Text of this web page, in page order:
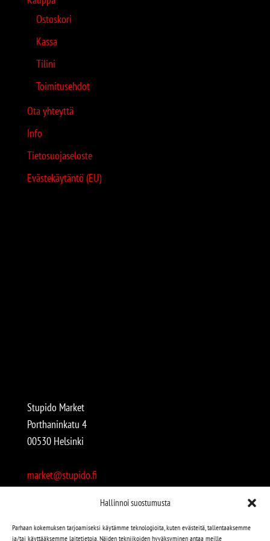
Hallinnoi suostumusta
Parhaan kokemuksen tarjoamiseksi käytämme teknologioita, kuten evästeitä, tallentaaksemme
ja/tai käyttääksemme laitetietoja. Näiden tekniikoiden hyväksyminen antaa meille
Ostoskori
Kassa
Tilini
Toimitusehdot
Ota yhteyttä
Info
Tietosuojaseloste
Evästekäytäntö (EU)
Stupido Market
Porthaninkatu 4
00530 Helsinki
market@stupido.fi
Avoinna: